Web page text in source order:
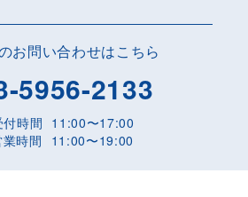
お問い合わせはこちら
5956-2133
時間 11:00〜17:00
時間
11:00〜19:00